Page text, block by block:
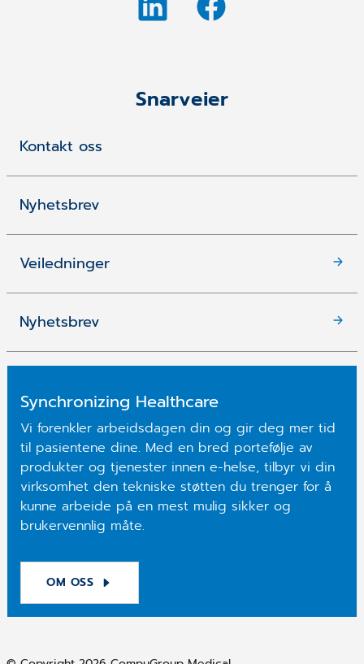
Snarveier
Kontakt oss
Nyhetsbrev
Veiledninger
Nyhetsbrev
Synchronizing Healthcare
Vi forenkler arbeidsdagen din og gir deg mer tid
til pasientene dine. Med en bred portefølje av
produkter og tjenester innen e-helse, tilbyr vi din
virksomhet den tekniske støtten du trenger for å
kunne arbeide på en mest mulig sikker og
brukervennlig måte.
OM OSS